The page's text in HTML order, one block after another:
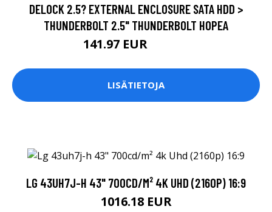
DELOCK 2.5? EXTERNAL ENCLOSURE SATA HDD >
THUNDERBOLT 2.5" THUNDERBOLT HOPEA
141.97 EUR
LISÄTIETOJA
LG 43UH7J-H 43" 700CD/M² 4K UHD (2160P) 16:9
1016.18 EUR